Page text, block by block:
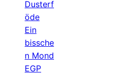
Dusterf
öde
Ein
bissche
n Mond
EGP